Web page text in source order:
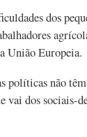
dos
União Europeia.
políticas não
dos sociais-